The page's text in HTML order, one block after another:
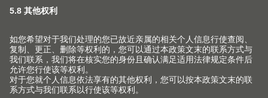
百隆家具配件（上海）有限公司
上海市 青浦工业园区北盈路399号